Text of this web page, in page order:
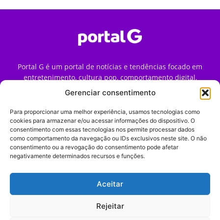
Gerenciar consentimento
Para proporcionar uma melhor experiência, usamos tecnologias como
cookies para armazenar e/ou acessar informações do dispositivo. O
consentimento com essas tecnologias nos permite processar dados
como comportamento da navegação ou IDs exclusivos neste site. O não
consentimento ou a revogação do consentimento pode afetar
negativamente determinados recursos e funções.
Aceitar
Rejeitar
Portal G é um portal de notícias e tendências focado em
entretenimento, cultura pop, comportamento digital,
streaming, games e iniciativas de marca que impactam a
forma como o público vive e consome internet no Brasil.
Contato:contato@portalg.com.br
Início Sobre
Termos de Uso
Política de Privacidade
Contato